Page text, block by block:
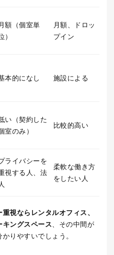
月額（個室単
）
月額、ドロッ
プイン
本的になし 施設による
い（契約した
室のみ）
比較的高い
ライバシーを
視する人、法
人
柔軟な働き方
をしたい人
視ならレンタルオフィス、
キングスペース 、その中間が
りやすいでしょう。